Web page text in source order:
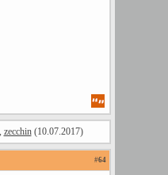
zecchin(10.07.2017)
#64